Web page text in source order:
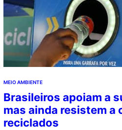
MEIO AMBIENTE
Brasileiros apoiam a
mas ainda resistem a
reciclados